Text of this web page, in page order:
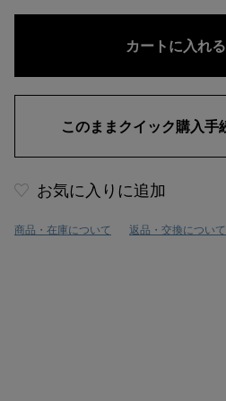
お気に入りに追加
商品・在庫について 返品・交換について